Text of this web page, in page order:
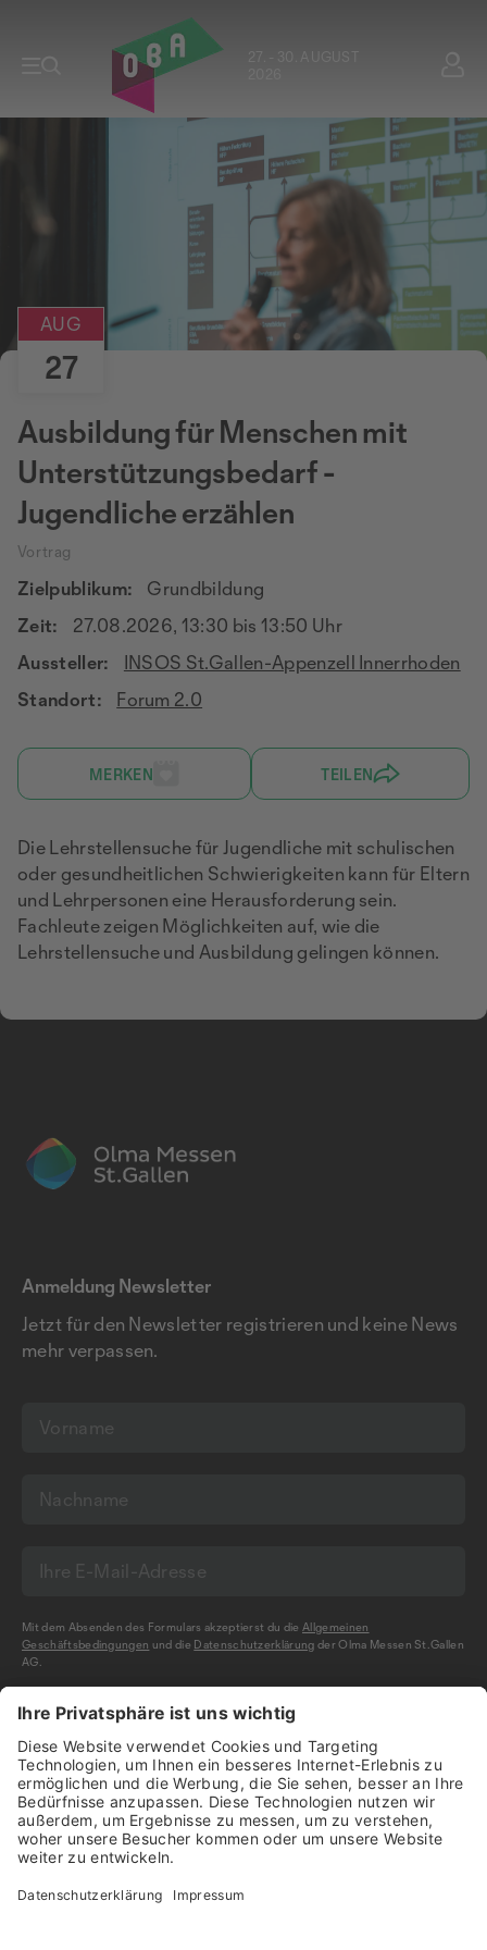
27. - 30. AUGUST
AUG
27
Ausbildung für Menschen mit
Unterstützungsbedarf -
Jugendliche erzählen
Vortrag
Zielpublikum:
Grundbildung
Zeit:
27.08.2026, 13:30 bis 13:50 Uhr
Aussteller:
INSOS St.Gallen-Appenzell Innerrhoden
Standort:
Forum 2.0
MERKEN TEILEN
Die Lehrstellensuche für Jugendliche mit schulischen
oder gesundheitlichen Schwierigkeiten kann für Eltern
und Lehrpersonen eine Herausforderung sein.
Fachleute zeigen Möglichkeiten auf, wie die
Lehrstellensuche und Ausbildung gelingen können.
Anmeldung Newsletter
Jetzt für den Newsletter registrieren und keine News
mehr verpassen.
Mit dem Absenden des Formulars akzeptierst du dieAllgemeinen
Geschäftsbedingungen und die Datenschutzerklärung der Olma Messen St.Gallen
AG.
NEWSLETTER BESTELLEN